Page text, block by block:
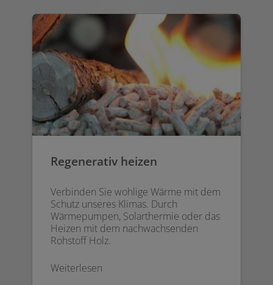
Regenerativ heizen
Verbinden Sie wohlige Wärme mit dem
Schutz unseres Klimas. Durch
Wärmepumpen, Solarthermie oder das
Heizen mit dem nachwachsenden
Rohstoff Holz.
Weiterlesen